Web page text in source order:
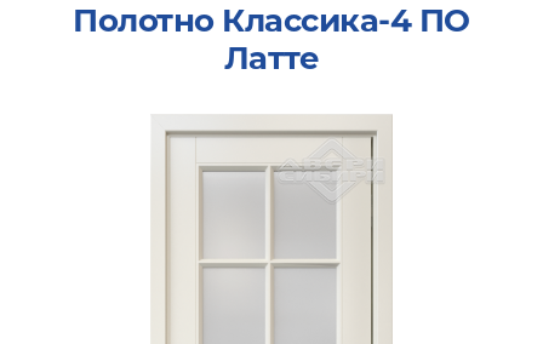
Полотно Классика-4 ПО
Латте